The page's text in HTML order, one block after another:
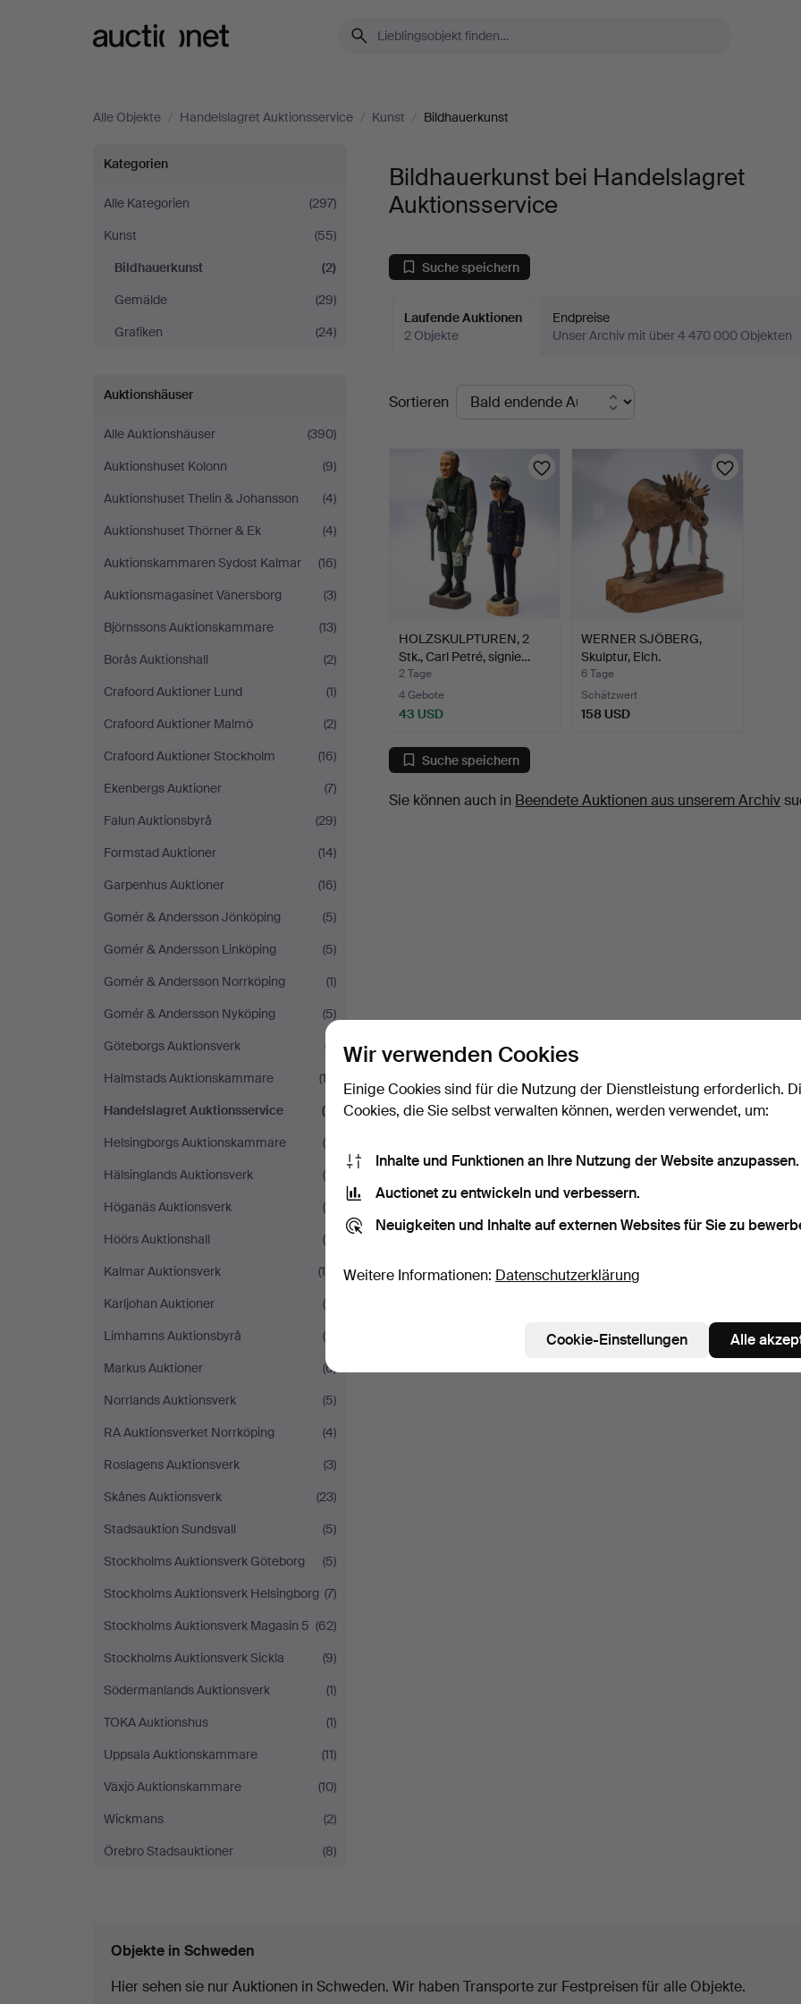
Alle Objekte / Handelslagret Auktionsservice / Kunst / Bildhauerkunst
Bildhauerkunst
bei
Handelslagret
Auktionsservice
Kategorien
Alle Kategorien
(297)
Kunst
(55)
Bildhauerkunst
(2)
Gemälde
(29)
Grafiken
(24)
Auktionshäuser
Alle Auktionshäuser
(390)
Auktionshuset Kolonn
(9)
Auktionshuset Thelin & Johansson
(4)
Auktionshuset Thörner & Ek
(4)
Auktionskammaren Sydost Kalmar
(16)
Auktionsmagasinet Vänersborg
(3)
Björnssons Auktionskammare
(13)
Borås Auktionshall
(2)
Crafoord Auktioner Lund
(1)
Crafoord Auktioner Malmö
(2)
Crafoord Auktioner Stockholm
(16)
Ekenbergs Auktioner
(7)
Falun Auktionsbyrå
(29)
Formstad Auktioner
(14)
Garpenhus Auktioner
(16)
Gomér & Andersson Jönköping
(5)
Gomér & Andersson Linköping
(5)
Gomér & Andersson Norrköping
(1)
Gomér & Andersson Nyköping
(5)
Göteborgs Auktionsverk
(7)
Halmstads Auktionskammare
(13)
Handelslagret Auktionsservice
(2)
Helsingborgs Auktionskammare
(9)
Hälsinglands Auktionsverk
(6)
Höganäs Auktionsverk
(5)
Höörs Auktionshall
(6)
Kalmar Auktionsverk
(16)
Karljohan Auktioner
(6)
Limhamns Auktionsbyrå
(6)
Markus Auktioner
(6)
Norrlands Auktionsverk
(5)
RA Auktionsverket Norrköping
(4)
Roslagens Auktionsverk
(3)
Skånes Auktionsverk
(23)
Stadsauktion Sundsvall
(5)
Stockholms Auktionsverk Göteborg
(5)
Stockholms Auktionsverk Helsingborg (7)
Stockholms Auktionsverk Magasin 5 (62)
Stockholms Auktionsverk Sickla
(9)
Södermanlands Auktionsverk
(1)
TOKA Auktionshus
(1)
Uppsala Auktionskammare
(11)
Växjö Auktionskammare
(10)
Wickmans
(2)
Örebro Stadsauktioner
(8)
Bildhauerkunst bei Handelslagret
Auktionsservice
Suche speichern
Laufende Auktionen
2 Objekte
Endpreise
Unser Archiv mit über 4 470 000 Objekten
Laufende
Auktionen
Sortieren
HOLZSKULPTUREN, 2
Stk., Carl Petré, signie…
2 Tage
4 Gebote
43 USD
WERNER SJÖBERG,
Skulptur, Elch.
6 Tage
Schätzwert
158 USD
Suche speichern
Sie können auch in Beendete Auktionen aus unserem Archiv
Objekte in Schweden
Hier sehen sie nur Auktionen in Schweden. Wir haben Transporte zur Festpreisen für alle Objekte.
Wir verwenden Cookies
Einige Cookies sind für die Nutzung der Dienstleistung erforderlich.
Cookies, die Sie selbst verwalten können, werden verwendet, um:
Inhalte und Funktionen an Ihre Nutzung der Website anzupassen.
Auctionet zu entwickeln und verbessern.
Neuigkeiten und Inhalte auf externen Websites für Sie zu
Weitere Informationen: Datenschutzerklärung
Cookie-Einstellungen Alle